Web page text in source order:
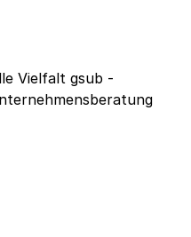
Vielfalt gsub -